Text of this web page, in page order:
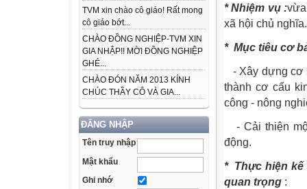
TVM xin chào cô giáo! Rất mong
cô giáo bớt...
CHÀO ĐỒNG NGHIỆP-TVM XIN
GIA NHẬP!! MỜI ĐỒNG NGHIỆP
GHÉ...
CHÀO ĐÓN NĂM 2013 KÍNH
CHÚC THẦY CÔ VÀ GIA...
ĐĂNG NHẬP
Tên truy nhập
Mật khẩu
Ghi nhớ
* Nhiệm vụ:
xã hội chủ nghĩa.
* Mục tiêu cơ
- Xây dựng cơ
thành cơ cấu
công - nông
- Cải thiện
động.
* Thực hiện
quan trọng :